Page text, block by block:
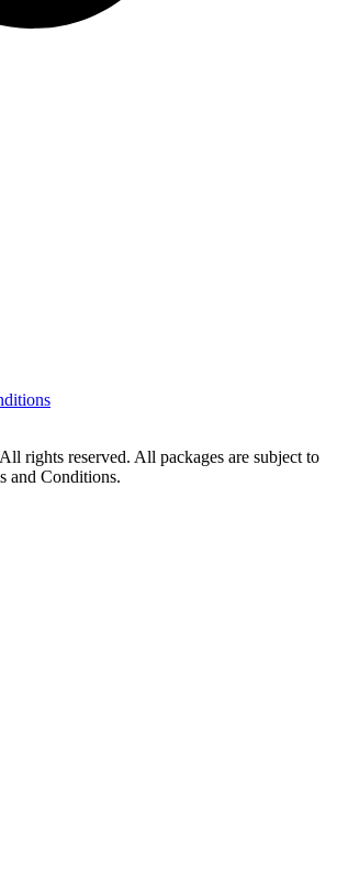
rights reserved. All packages are subject to
and Conditions.